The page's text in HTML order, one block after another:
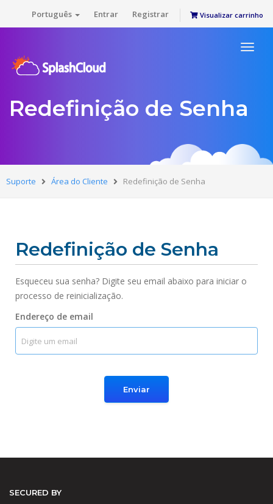
Português Entrar Registrar Visualizar carrinho
Redefinição de Senha
Suporte Área do Cliente Redefinição de Senha
Redefinição de Senha
Esqueceu sua senha? Digite seu email abaixo para iniciar o
processo de reinicialização.
Endereço de email
Enviar
SECURED BY